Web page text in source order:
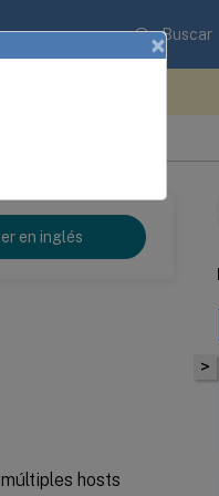
Buscar
en inglés
hosts
>
×